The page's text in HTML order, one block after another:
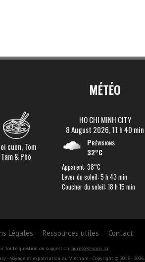
cuon, Tom
Tam & Phô
MÉTÉO
HO CHI MINH CITY
8 August 2026, 11 h 40 min
Prévisions
32°C
Apparent: 38°C
Lever du soleil: 5 h 43 min
Coucher du soleil: 18 h 15 min
Légales Ressources utiles Contact
toute question ou suggestion, adressez-vous ici.
- Voyage et expatriation au Vietnam - Copyright © 2013 - 2026.